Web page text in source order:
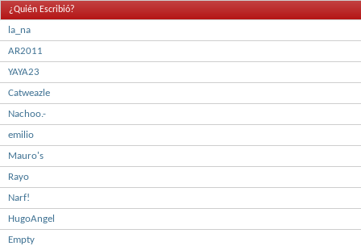
¿Quién Escribió?
la_na
AR2011
YAYA23
Catweazle
Nachoo.-
emilio
Mauro's
Rayo
Narf!
HugoAngel
Empty